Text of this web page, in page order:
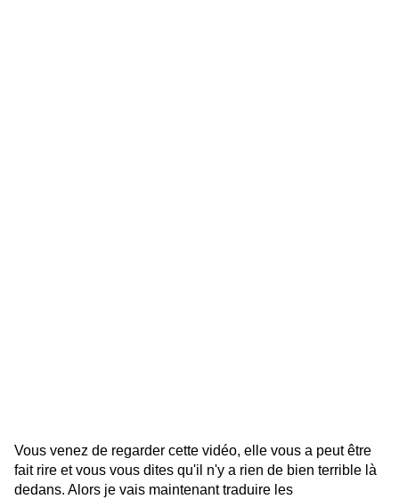
Vous venez de regarder cette vidéo, elle vous a peut être
fait rire et vous vous dites qu'il n'y a rien de bien terrible là
dedans. Alors je vais maintenant traduire les